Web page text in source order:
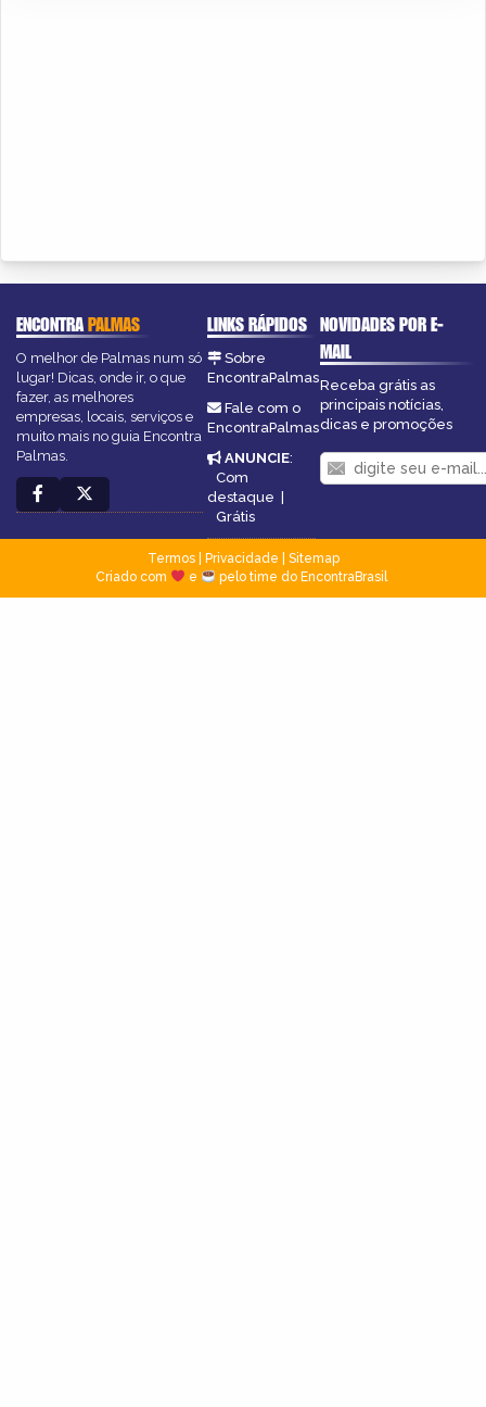
ENCONTRAPALMAS
O melhor de Palmas num só
lugar! Dicas, onde ir, o que
fazer, as melhores
empresas, locais, serviços e
muito mais no guia Encontra
Palmas.
LINKS RÁPIDOS
Sobre
EncontraPalmas
Fale com o
EncontraPalmas
ANUNCIE:
Com
destaque |
Grátis
NOVIDADES POR E-
MAIL
Receba grátis as
principais notícias,
dicas e promoções
Termos| Privacidade
Sitemap
Criado com
e pelo time do EncontraBrasil